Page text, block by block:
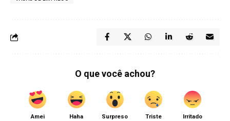
O que você achou?
Amei Haha Surpreso Triste Irritado